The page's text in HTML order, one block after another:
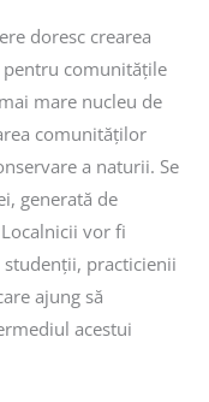
doresc crearea
comunitățile
mare nucleu de
comunităților
a naturii. Se
generată de
vor fi
practicienii
ajung să
acestui